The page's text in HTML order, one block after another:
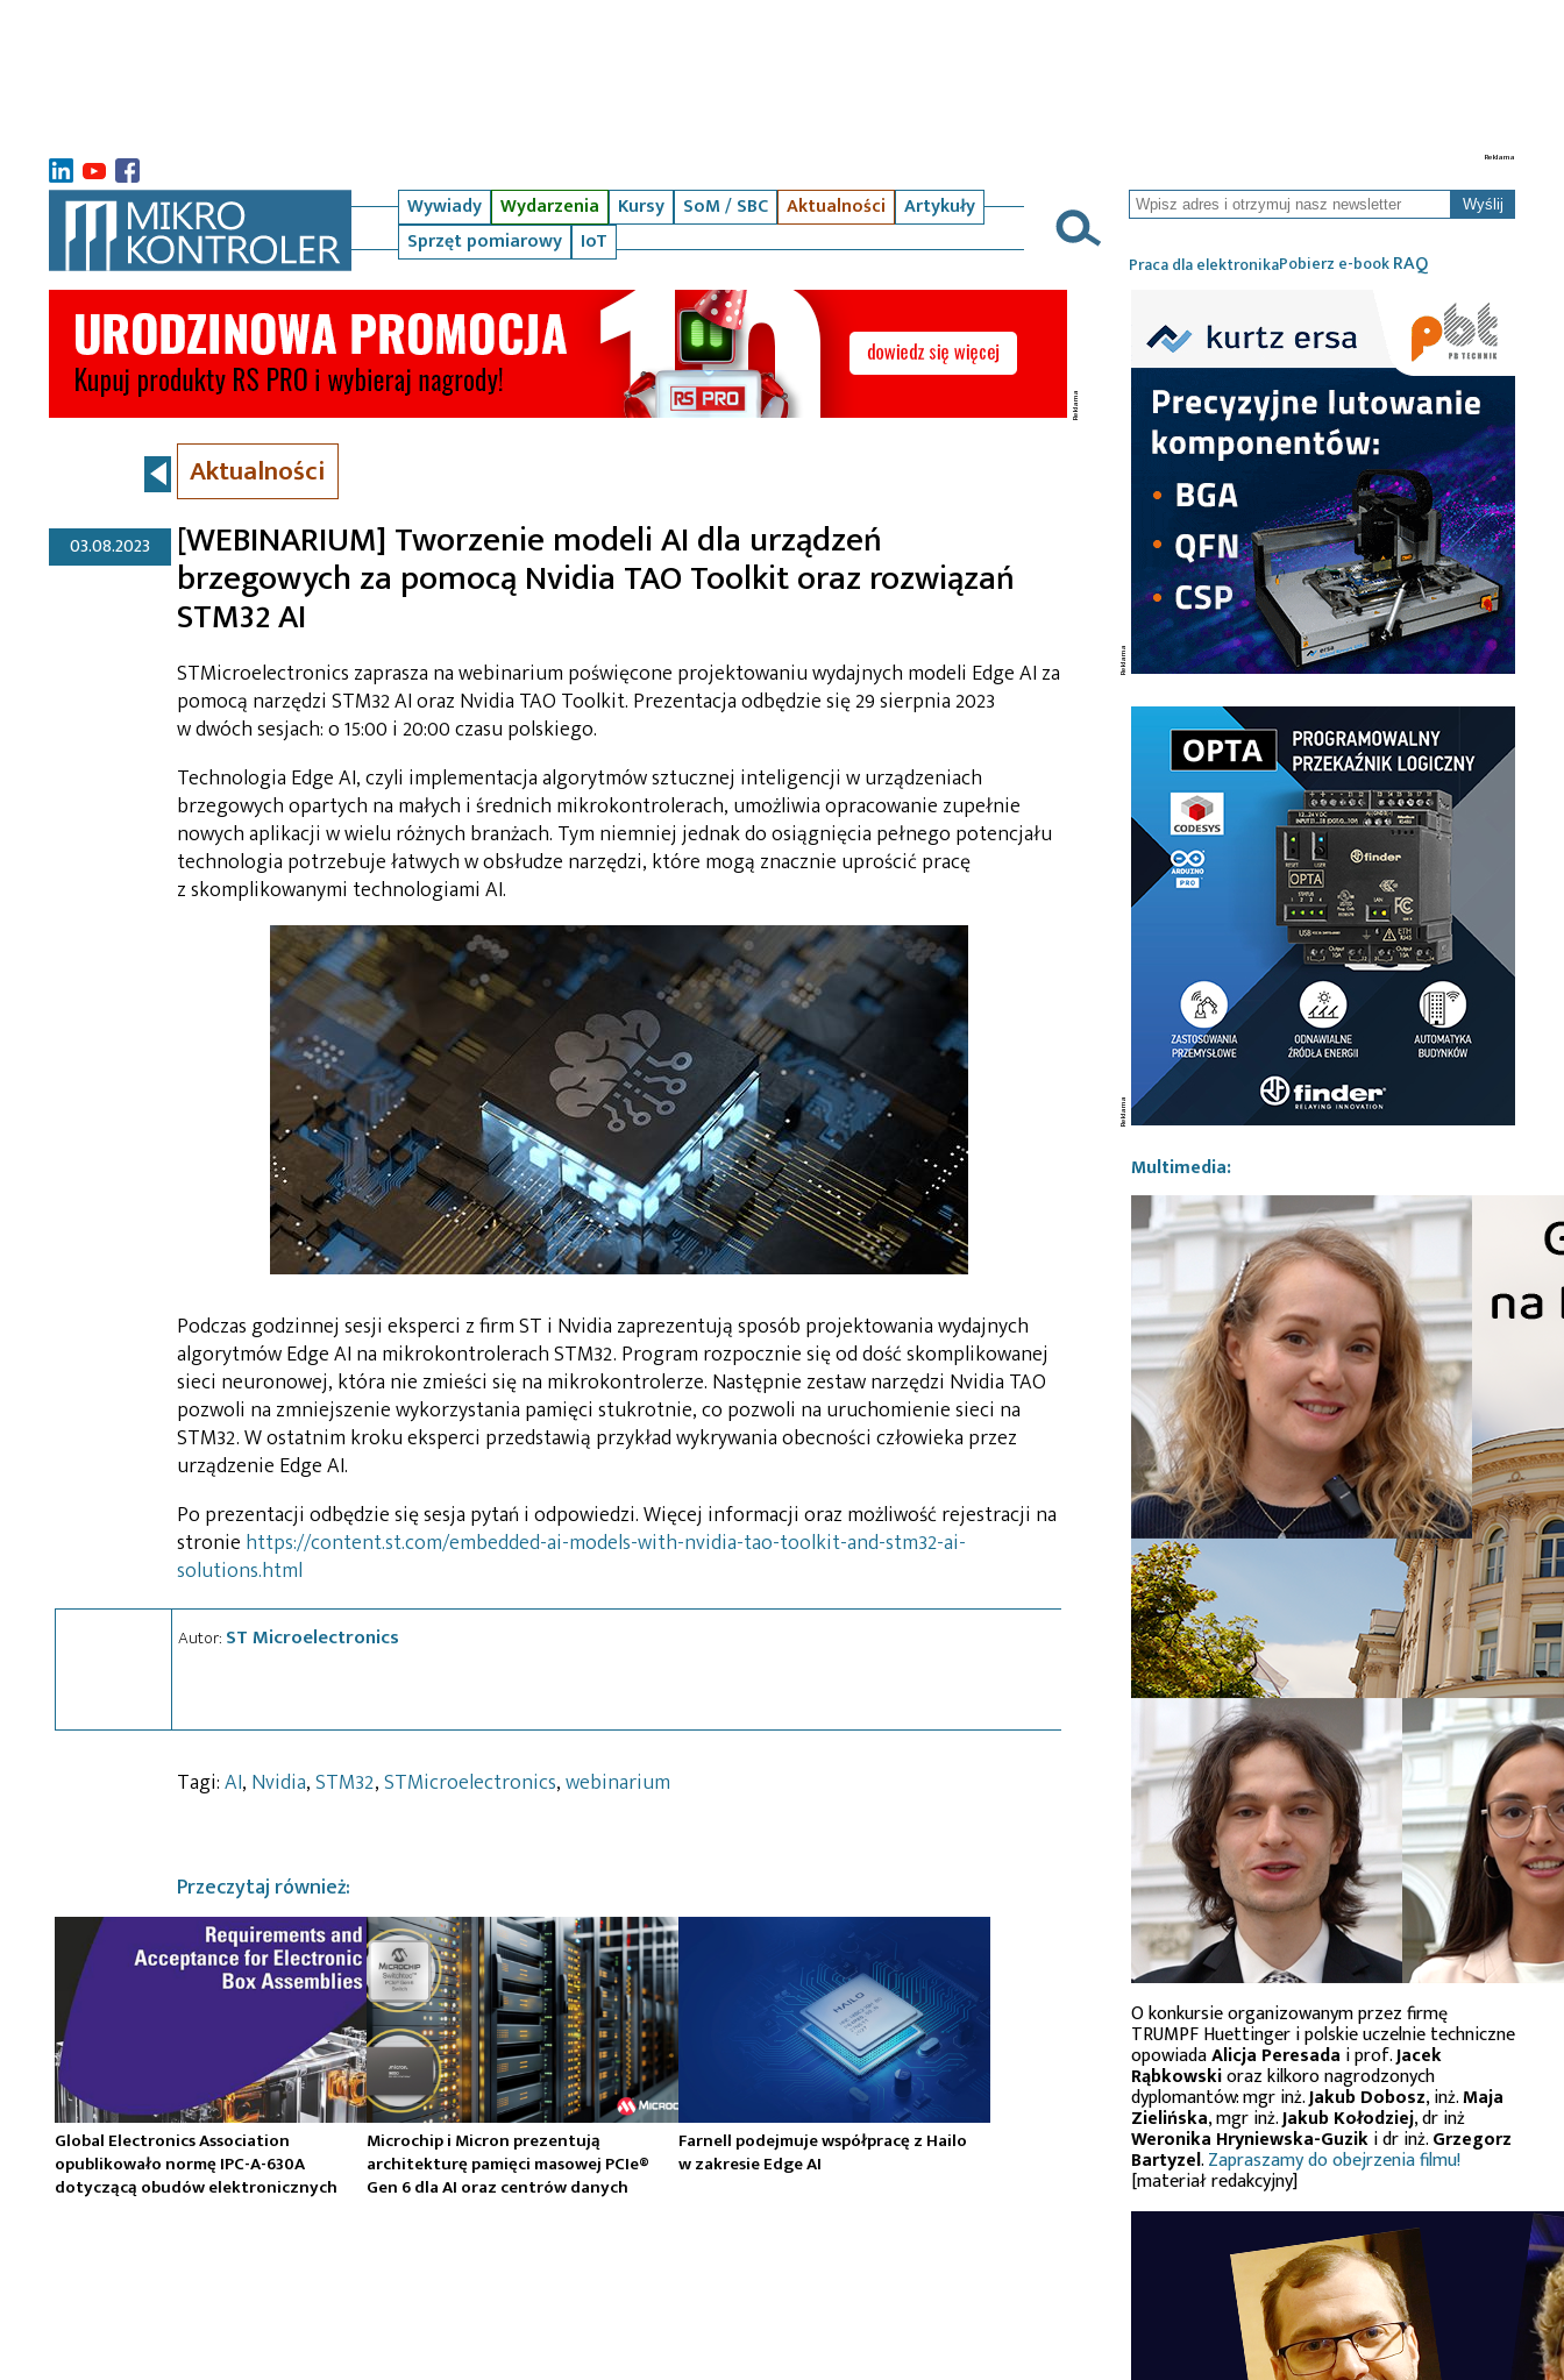
Wywiady Wydarzenia Kursy SoM / SBC Aktualności
Artykuły
Sprzęt pomiarowy
IoT
Wyślij
Praca dla elektronikaPobierz e-bookRAQ
Aktualności
03.08.2023 [WEBINARIUM] Tworzenie modeli AI dla urządzeń
brzegowych za pomocą Nvidia TAO Toolkit oraz rozwiązań
STM32 AI
STMicroelectronics zaprasza na webinarium poświęcone projektowaniu wydajnych modeli Edge AI za
pomocą narzędzi STM32 AI oraz Nvidia TAO Toolkit. Prezentacja odbędzie się 29 sierpnia 2023
w dwóch sesjach: o 15:00 i 20:00 czasu polskiego.
Technologia Edge AI, czyli implementacja algorytmów sztucznej inteligencji w urządzeniach
brzegowych opartych na małych i średnich mikrokontrolerach, umożliwia opracowanie zupełnie
nowych aplikacji w wielu różnych branżach. Tym niemniej jednak do osiągnięcia pełnego potencjału
technologia potrzebuje łatwych w obsłudze narzędzi, które mogą znacznie uprościć pracę
z skomplikowanymi technologiami AI.
Podczas godzinnej sesji eksperci z firm ST i Nvidia zaprezentują sposób projektowania wydajnych
algorytmów Edge AI na mikrokontrolerach STM32. Program rozpocznie się od dość skomplikowanej
sieci neuronowej, która nie zmieści się na mikrokontrolerze. Następnie zestaw narzędzi Nvidia TAO
pozwoli na zmniejszenie wykorzystania pamięci stukrotnie, co pozwoli na uruchomienie sieci na
STM32. W ostatnim kroku eksperci przedstawią przykład wykrywania obecności człowieka przez
urządzenie Edge AI.
Po prezentacji odbędzie się sesja pytań i odpowiedzi. Więcej informacji oraz możliwość rejestracji na
stronie https://content.st.com/embedded-ai-models-with-nvidia-tao-toolkit-and-stm32-ai-
solutions.html
Autor: ST Microelectronics
Tagi:AI, Nvidia,STM32,STMicroelectronics,webinarium
Przeczytaj również:
Global Electronics Association
opublikowało normę IPC-A-630A
dotyczącą obudów elektronicznych
Microchip i Micron prezentują
architekturę pamięci masowej PCIe®
Gen 6 dla AI oraz centrów danych
Farnell podejmuje współpracę z Hailo
w zakresie Edge AI
Multimedia:
O konkursie organizowanym przez firmę
TRUMPF Huettinger i polskie uczelnie techniczne
opowiadaAlicja Peresada i prof.Jacek
Rąbkowskioraz kilkoro nagrodzonych
dyplomantów: mgr inż.Jakub Dobosz, inż.Maja
Zielińska, mgr inż.Jakub Kołodziej, dr inż
Weronika Hryniewska-Guziki dr inż.Grzegorz
Bartyzel.Zapraszamy do obejrzenia filmu!
[materiał redakcyjny]